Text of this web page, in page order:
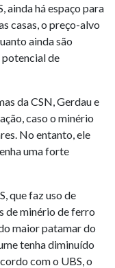
ainda há espaço para
casas, o preço-alvo
ainda são
potencial de
da CSN, Gerdau e
caso o minério
No entanto, ele
uma forte
que faz uso de
de minério de ferro
maior patamar do
tenha diminuído
com o UBS, o